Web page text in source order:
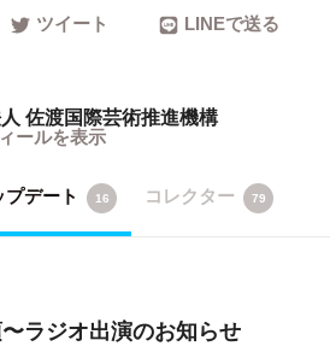
ツイート LINEで送る
佐渡国際芸術推進機構
ールを表示
プデート 16 コレクター 79
ラジオ出演のお知らせ